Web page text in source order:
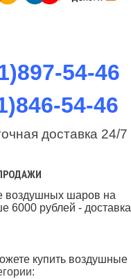
54-46
54-46
доставка 24/7
воздушных шаров на
6000 рублей - доставка
купить воздушные